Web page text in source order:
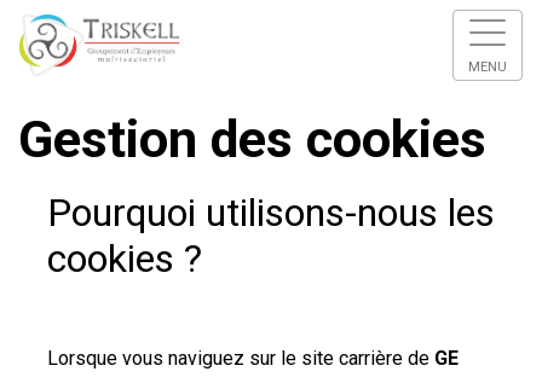
MENU
Gestion des cookies
Pourquoi utilisons-nous les
cookies ?
Lorsque vous naviguez sur le site carrière de GE